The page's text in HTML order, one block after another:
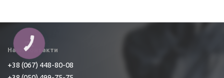
Наші контакти
+38 (067) 448-80-08
КНОПКА
ЗВ'ЯЗКУ